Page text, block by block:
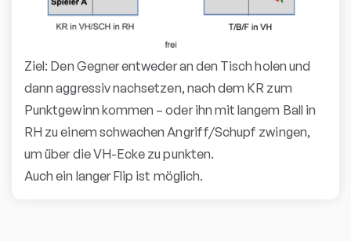
Ziel: Den Gegner entweder an den Tisch holen und
dann aggressiv nachsetzen, nach dem KR zum
Punktgewinn kommen – oder ihn mit langem Ball in
RH zu einem schwachen Angriff/Schupf zwingen,
um über die VH-Ecke zu punkten.
Auch ein langer Flip ist möglich.